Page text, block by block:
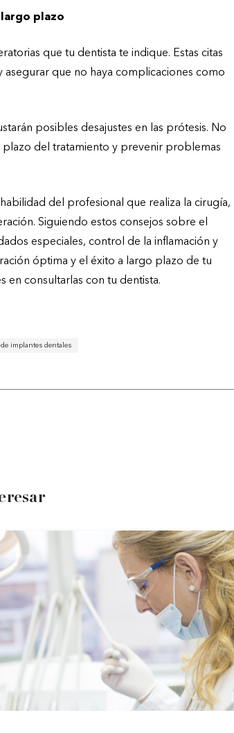
plazo
que tu dentista te indique. Estas citas
que no haya complicaciones como
posibles desajustes en las prótesis. No
plazo del tratamiento y prevenir problemas
del profesional que realiza la cirugía,
Siguiendo estos consejos sobre el
especiales, control de la inflamación y
óptima y el éxito a largo plazo de tu
en consultarlas con tu dentista.
implantes dentales